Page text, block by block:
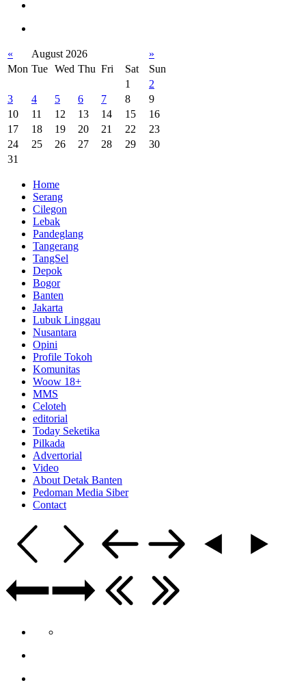
« August 2026
»
Mon Tue Wed Thu Fri Sat
Sun
1
2
3
4 5 6 7 8
9
10
11 12 13 14 15
16
17
18 19 20 21 22
23
24
25 26 27 28 29
30
31
Home
Serang
Cilegon
Lebak
Pandeglang
Tangerang
TangSel
Depok
Bogor
Banten
Jakarta
Lubuk Linggau
Nusantara
Opini
Profile Tokoh
Komunitas
Woow 18+
MMS
Celoteh
editorial
Today Seketika
Pilkada
Advertorial
Video
About Detak Banten
Pedoman Media Siber
Contact